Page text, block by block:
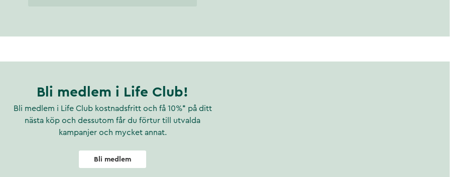
Bli medlem i Life Club!
Bli medlem i Life Club kostnadsfritt och få 10%* på ditt
nästa köp och dessutom får du förtur till utvalda
kampanjer och mycket annat.
Bli medlem